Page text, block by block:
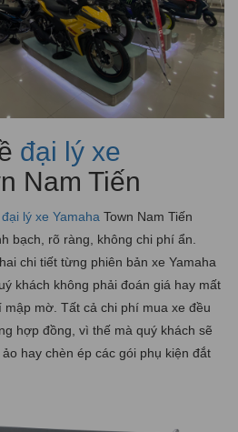
đại lý xe
Nam Tiến
đại lý xe Yamaha Town Nam Tiến
bạch, rõ ràng, không chi phí ẩn.
chi tiết từng phiên bản xe Yamaha
khách không phải đoán giá hay mất
mờ. Tất cả chi phí mua xe đều
hợp đồng, vì thế mà quý khách sẽ
hay chèn ép các gói phụ kiện đắt